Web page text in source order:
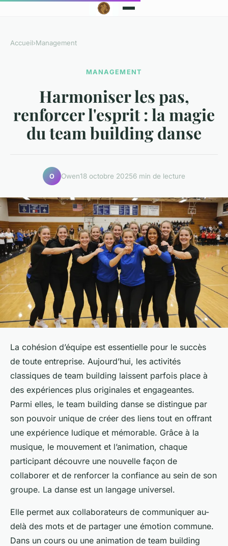
Accueil›Management
MANAGEMENT
Harmoniser les pas,
renforcer l'esprit : la magie
du team building danse
O Owen18 octobre 20256 min de lecture
La cohésion d’équipe est essentielle pour le succès
de toute entreprise. Aujourd’hui, les activités
classiques de team building laissent parfois place à
des expériences plus originales et engageantes.
Parmi elles, le team building danse se distingue par
son pouvoir unique de créer des liens tout en offrant
une expérience ludique et mémorable. Grâce à la
musique, le mouvement et l’animation, chaque
participant découvre une nouvelle façon de
collaborer et de renforcer la confiance au sein de son
groupe. La danse est un langage universel.
Elle permet aux collaborateurs de communiquer au-
delà des mots et de partager une émotion commune.
Dans un cours ou une animation de team building